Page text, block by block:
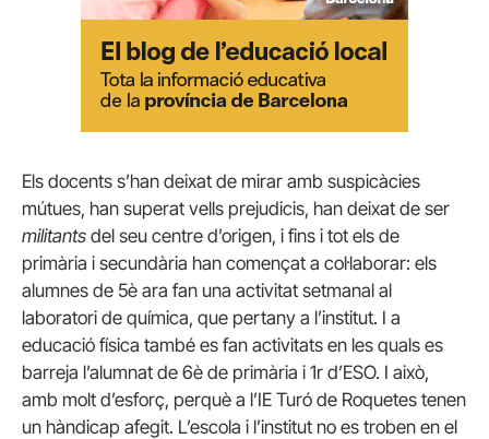
Els docents s’han deixat de mirar amb suspicàcies
mútues, han superat vells prejudicis, han deixat de ser
militants del seu centre d’origen, i fins i tot els de
primària i secundària han començat a col·laborar: els
alumnes de 5è ara fan una activitat setmanal al
laboratori de química, que pertany a l’institut. I a
educació física també es fan activitats en les quals es
barreja l’alumnat de 6è de primària i 1r d’ESO. I això,
amb molt d’esforç, perquè a l’IE Turó de Roquetes tenen
un hàndicap afegit. L’escola i l’institut no es troben en el